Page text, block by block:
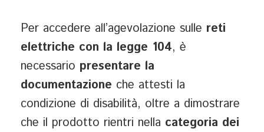
Per accedere all’agevolazione sulle reti
elettriche con la legge 104, è
necessario presentare la
documentazione che attesti la
condizione di disabilità, oltre a dimostrare
che il prodotto rientri nella categoria dei